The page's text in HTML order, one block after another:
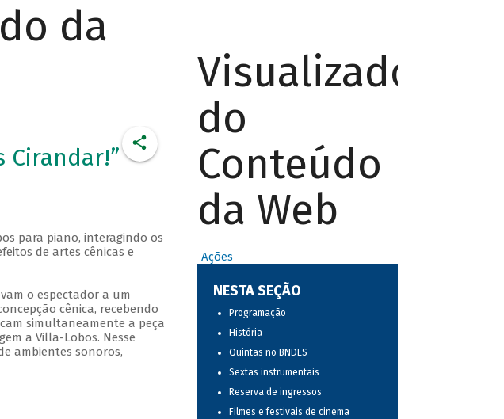
da
para piano, interagindo os
de artes cênicas e
o espectador a um
cênica, recebendo
simultaneamente a peça
a Villa-Lobos. Nesse
ambientes sonoros,
Visualizador
do
Conteúdo
da Web
Ações
NESTA SEÇÃO
Programação
História
Quintas no BNDES
Sextas instrumentais
Reserva de ingressos
Filmes e festivais de cinema